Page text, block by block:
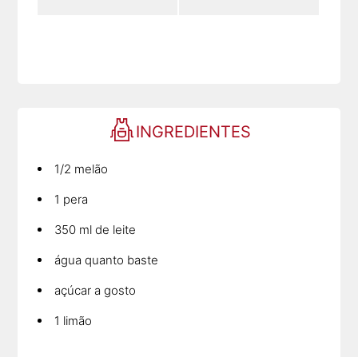
INGREDIENTES
1/2 melão
1 pera
350 ml de leite
água quanto baste
açúcar a gosto
1 limão